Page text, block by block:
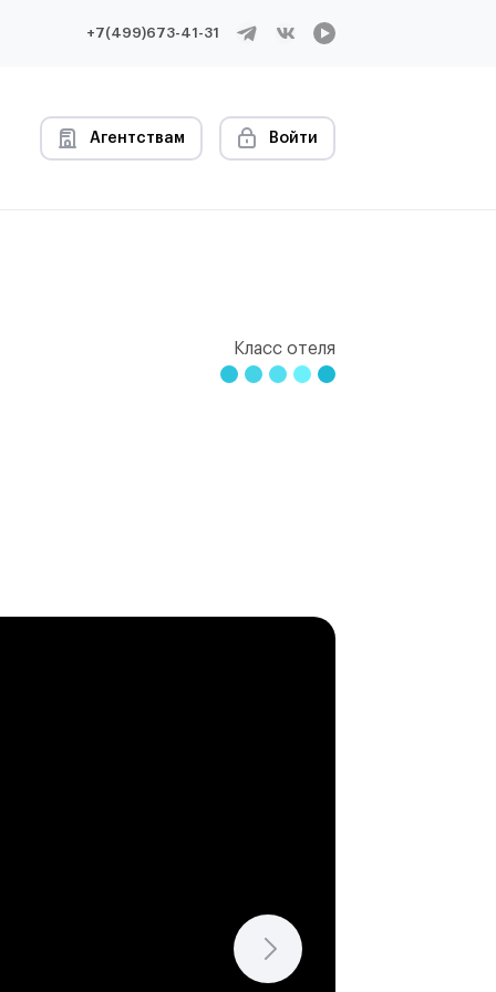
+7(499)673-41-31
Агентствам Войти
Класс отеля